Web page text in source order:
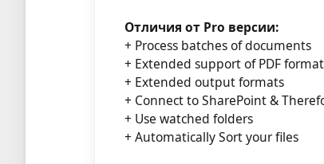
Отличия от Pro версии:
+ Process batches of documents
+ Extended support of PDF
+ Extended output formats
+ Connect to SharePoint &
+ Use watched folders
+ Automatically Sort your files